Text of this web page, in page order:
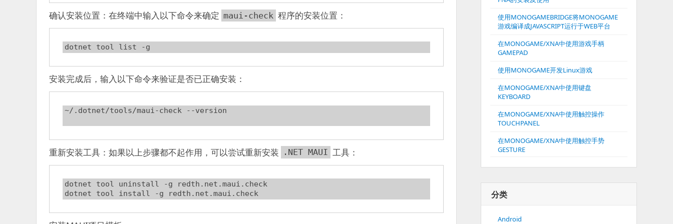
确认安装位置：在终端中输入以下命令来确定 maui-check 程序的安装位置：
安装完成后，输入以下命令来验证是否已正确安装：
~/.dotnet/tools/maui-check --version
重新安装工具：如果以上步骤都不起作用，可以尝试重新安装 .NET MAUI 工具：
dotnet tool uninstall -g redth.net.maui.check
使用MONOGAMEBRIDGE将MONOGAME
游戏编译成JAVASCRIPT运行于WEB平台
在MONOGAME/XNA中使用游戏手柄
GAMEPAD
使用MONOGAME开发Linux游戏
在MONOGAME/XNA中使用键盘
KEYBOARD
在MONOGAME/XNA中使用触控操作
TOUCHPANEL
在MONOGAME/XNA中使用触控手势
GESTURE
分类
Android